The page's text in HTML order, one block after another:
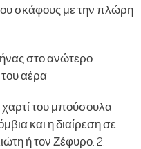
σκάφους με την πλώρη
στο ανώτερο
αέρα
χαρτί του μπούσουλα
και η διαίρεση σε
ή τον Ζέφυρο. 2.